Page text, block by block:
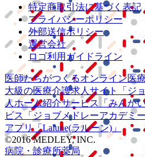
特定商取引法に基づく表記
プライバシーポリシー
外部送信ポリシー
運営会社
ロゴ利用ガイドライン
医師たちがつくるオンライン医
大級の医療介護求人サイト 「ジ
人ホーム紹介サービス
「みんか
ビス
「ジョブメドレーアカデミー
アプリ「Lalune(ラルーン)」
©2016 MEDLEY, INC.
病院・診療所薬局